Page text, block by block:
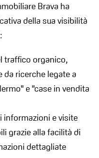
Brava ha
della sua visibilità
traffico organico,
ricerche legate a
e "case in vendita
e visite
grazie alla facilità di
dettagliate